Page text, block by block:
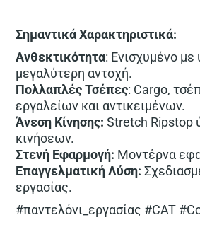
Σημαντικά Χαρακτηριστικά:
Ανθεκτικότητα: Ενισχυμένο
μεγαλύτερη αντοχή.
Πολλαπλές Τσέπες: Cargo,
εργαλείων και αντικειμένων.
Άνεση Κίνησης: Stretch Ripstop
κινήσεων.
Στενή Εφαρμογή: Μοντέρνα
Επαγγελματική Λύση:
εργασίας.
#παντελόνι_εργασίας #CAT